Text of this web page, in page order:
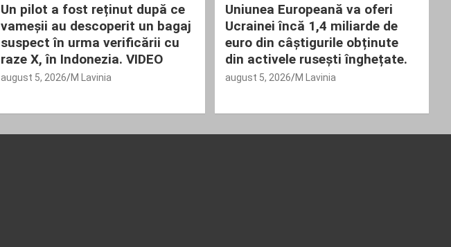
Un pilot a fost reținut după ce
vameșii au descoperit un bagaj
suspect în urma verificării cu
raze X, în Indonezia. VIDEO
august 5, 2026 M Lavinia
Uniunea Europeană va oferi
Ucrainei încă 1,4 miliarde de
euro din câștigurile obținute
din activele rusești înghețate.
august 5, 2026 M Lavinia